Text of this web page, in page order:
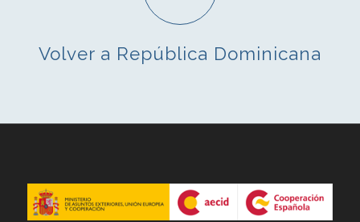
Volver a República Dominicana